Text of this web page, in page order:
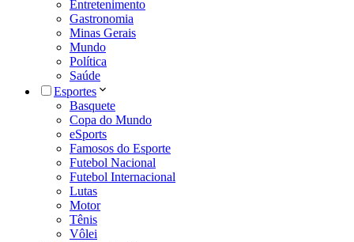
Entretenimento
Gastronomia
Minas Gerais
Mundo
Política
Saúde
Esportes
Basquete
Copa do Mundo
eSports
Famosos do Esporte
Futebol Nacional
Futebol Internacional
Lutas
Motor
Tênis
Vôlei